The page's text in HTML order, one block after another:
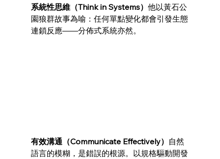
系統性思維（Think in Systems） 他以黃石公
園狼群故事為喻：任何單點變化都會引發生態
連鎖反應——分佈式系統亦然。
有效溝通（Communicate Effectively） 自然
語言的模糊，是錯誤的根源。以規格驅動開發